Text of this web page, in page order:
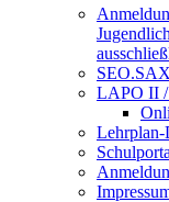
SEO.SAX
LAPO II /
Lehrplan-